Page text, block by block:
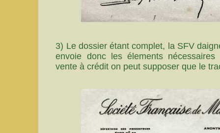
3) Le dossier étant complet, la SFV
envoie donc les élements
vente à crédit on peut supposer que le